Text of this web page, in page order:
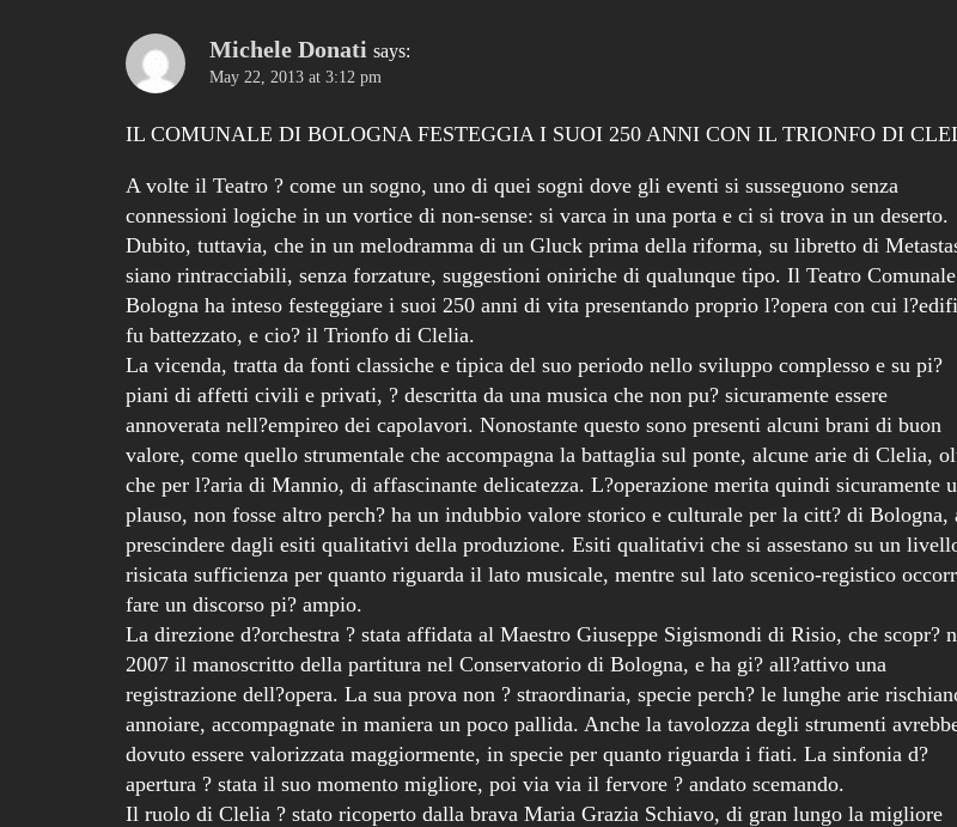
Michele Donati says:
May 22, 2013 at 3:12 pm
IL COMUNALE DI BOLOGNA FESTEGGIA I SUOI 250 ANNI CON IL TRIONFO DI
A volte il Teatro ? come un sogno, uno di quei sogni dove gli eventi si susseguono senza
connessioni logiche in un vortice di non-sense: si varca in una porta e ci si trova in un deserto.
Dubito, tuttavia, che in un melodramma di un Gluck prima della riforma, su libretto di
siano rintracciabili, senza forzature, suggestioni oniriche di qualunque tipo. Il Teatro
Bologna ha inteso festeggiare i suoi 250 anni di vita presentando proprio l?opera con cui
fu battezzato, e cio? il Trionfo di Clelia.
La vicenda, tratta da fonti classiche e tipica del suo periodo nello sviluppo complesso e su pi?
piani di affetti civili e privati, ? descritta da una musica che non pu? sicuramente essere
annoverata nell?empireo dei capolavori. Nonostante questo sono presenti alcuni brani di buon
valore, come quello strumentale che accompagna la battaglia sul ponte, alcune arie di Clelia,
che per l?aria di Mannio, di affascinante delicatezza. L?operazione merita quindi sicuramente
plauso, non fosse altro perch? ha un indubbio valore storico e culturale per la citt? di Bologna,
prescindere dagli esiti qualitativi della produzione. Esiti qualitativi che si assestano su un
risicata sufficienza per quanto riguarda il lato musicale, mentre sul lato scenico-registico
fare un discorso pi? ampio.
La direzione d?orchestra ? stata affidata al Maestro Giuseppe Sigismondi di Risio, che scopr?
2007 il manoscritto della partitura nel Conservatorio di Bologna, e ha gi? all?attivo una
registrazione dell?opera. La sua prova non ? straordinaria, specie perch? le lunghe arie
annoiare, accompagnate in maniera un poco pallida. Anche la tavolozza degli strumenti
dovuto essere valorizzata maggiormente, in specie per quanto riguarda i fiati. La sinfonia d?
apertura ? stata il suo momento migliore, poi via via il fervore ? andato scemando.
Il ruolo di Clelia ? stato ricoperto dalla brava Maria Grazia Schiavo, di gran lungo la migliore